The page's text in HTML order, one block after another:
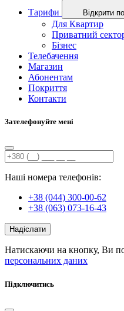
Тарифи
Відкрити
Для Квартир
Приватний
Бізнес
Телебачення
Магазин
Абонентам
Покриття
Контакти
Зателефонуйте мені
Наші номера телефонів:
+38 (044) 300-00-62
+38 (063) 073-16-43
Надіслати
Натискаючи на кнопку, Ви
персональних даних
Підключитись